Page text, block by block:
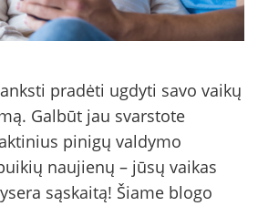
pradėti ugdyti savo vaikų
Galbūt jau svarstote
pinigų valdymo
naujienų – jūsų vaikas
sąskaitą! Šiame blogo